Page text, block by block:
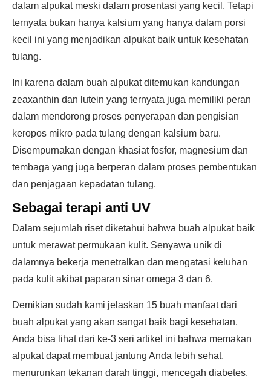
dalam alpukat meski dalam prosentasi yang kecil. Tetapi
ternyata bukan hanya kalsium yang hanya dalam porsi
kecil ini yang menjadikan alpukat baik untuk kesehatan
tulang.
Ini karena dalam buah alpukat ditemukan kandungan
zeaxanthin dan lutein yang ternyata juga memiliki peran
dalam mendorong proses penyerapan dan pengisian
keropos mikro pada tulang dengan kalsium baru.
Disempurnakan dengan khasiat fosfor, magnesium dan
tembaga yang juga berperan dalam proses pembentukan
dan penjagaan kepadatan tulang.
Sebagai terapi anti UV
Dalam sejumlah riset diketahui bahwa buah alpukat baik
untuk merawat permukaan kulit. Senyawa unik di
dalamnya bekerja menetralkan dan mengatasi keluhan
pada kulit akibat paparan sinar omega 3 dan 6.
Demikian sudah kami jelaskan 15 buah manfaat dari
buah alpukat yang akan sangat baik bagi kesehatan.
Anda bisa lihat dari ke-3 seri artikel ini bahwa memakan
alpukat dapat membuat jantung Anda lebih sehat,
menurunkan tekanan darah tinggi, mencegah diabetes,